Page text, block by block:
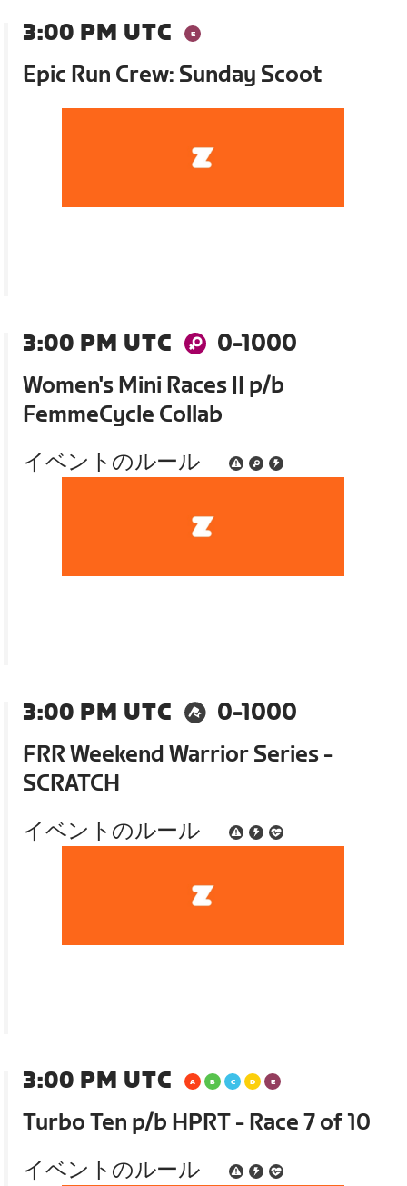
3:00 PM UTC
Epic Run Crew: Sunday Scoot
3:00 PM UTC
0-1000
Women's Mini Races || p/b
FemmeCycle Collab
イベントのルール
3:00 PM UTC
0-1000
FRR Weekend Warrior Series -
SCRATCH
イベントのルール
3:00 PM UTC
Turbo Ten p/b HPRT - Race 7 of 10
イベントのルール